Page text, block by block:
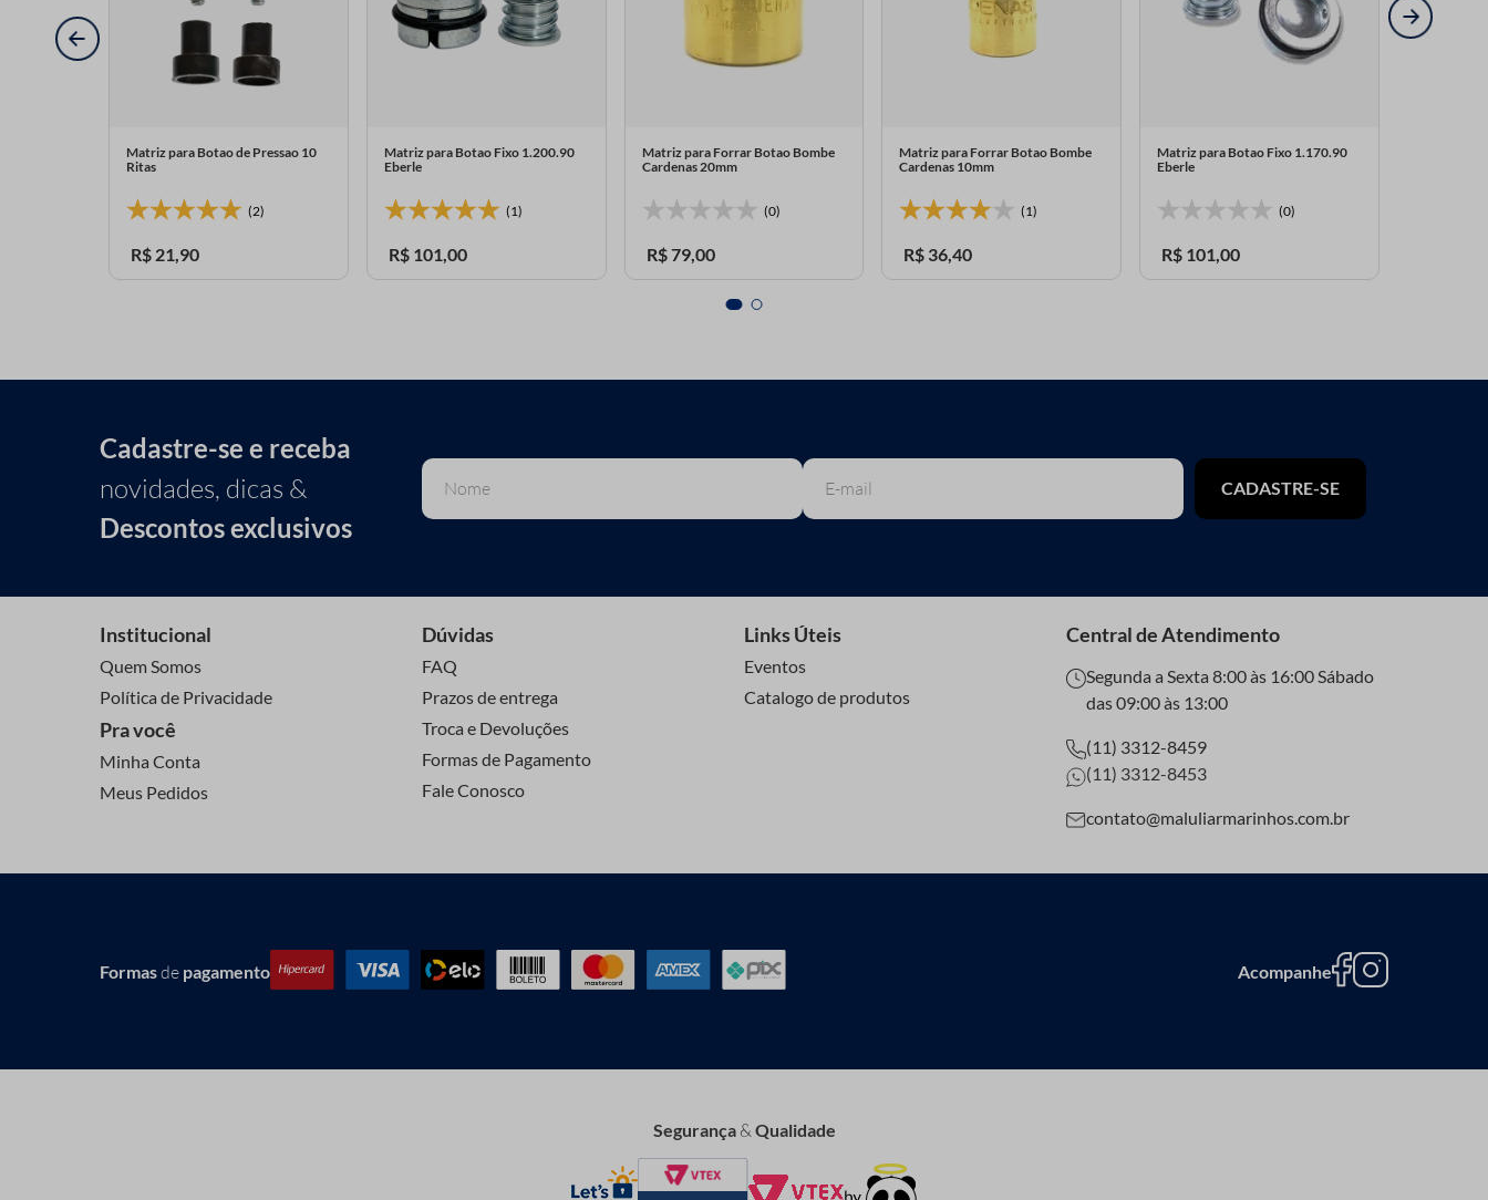
Matriz para Botao de Pressao 10
Ritas
(2)
R$ 21,90
Matriz para Botao Fixo 1.200.90
Eberle
(1)
R$ 101,00
Matriz para Forrar Botao Bombe
Cardenas 20mm
(0)
R$79,00
Matriz para Forrar Botao Bombe
Cardenas 10mm
(1)
R$ 36,40
Matriz para Botao Fixo 1.170.90
Eberle
(0)
R$ 101,00
Cadastre-se e receba
novidades, dicas &
Descontos exclusivos
CADASTRE-SE
Institucional
Quem Somos
Política de Privacidade
Pra você
Minha Conta
Meus Pedidos
Dúvidas
FAQ
Prazos de entrega
Troca e Devoluções
Formas de Pagamento
Fale Conosco
Links Úteis
Eventos
Catalogo de produtos
Central de Atendimento
Segunda a Sexta 8:00 às 16:00 Sábado
das 09:00 às 13:00
(11) 3312-8459
(11) 3312-8453
contato@maluliarmarinhos.com.br
Formasde pagamento Acompanhe
Segurança&Qualidade